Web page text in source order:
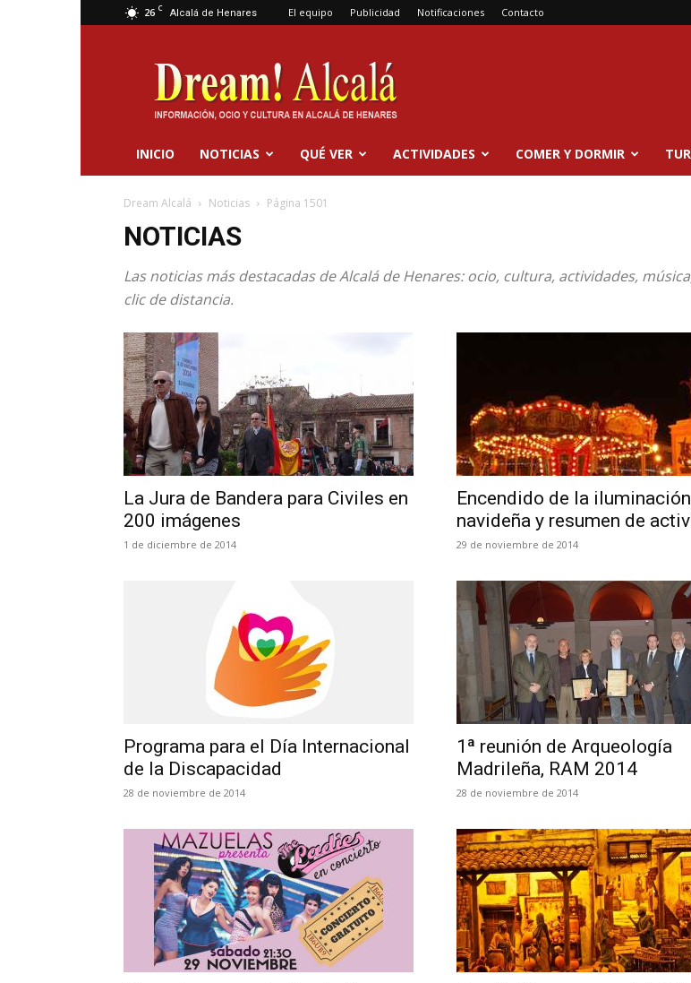
26 C Alcalá de Henares El equipo Publicidad Notificaciones Contacto
Dream
Alcalá
INICIO NOTICIAS QUÉ VER ACTIVIDADES COMER Y DORMIR
Dream Alcalá Noticias Página 1501
NOTICIAS
Las noticias más destacadas de Alcalá de Henares: ocio, cultura, actividades,
clic de distancia.
La Jura de Bandera para Civiles en
200 imágenes
1 de diciembre de 2014
Encendido de la iluminación
navideña y resumen de
29 de noviembre de 2014
Programa para el Día Internacional
de la Discapacidad
28 de noviembre de 2014
1ª reunión de Arqueología
Madrileña, RAM 2014
28 de noviembre de 2014